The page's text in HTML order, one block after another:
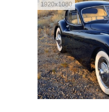
1920x1080